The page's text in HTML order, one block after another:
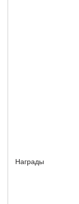
Награды